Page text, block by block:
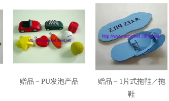
赠品－PU发泡产品
赠品－1片式拖鞋／拖
鞋